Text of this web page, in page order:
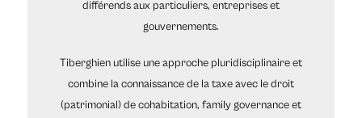
différends aux particuliers, entreprises et
gouvernements.
Tiberghien utilise une approche pluridisciplinaire et
combine la connaissance de la taxe avec le droit
(patrimonial) de cohabitation, family governance et